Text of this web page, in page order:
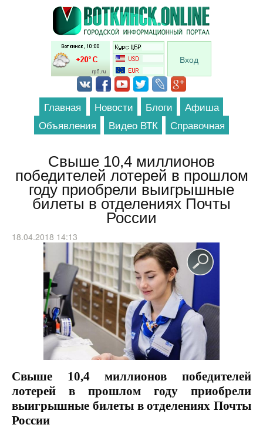
Перейти к основному содержанию
Вход
Главная Новости Блоги
Афиша
Объявления
Видео ВТК Справочная
Свыше 10,4 миллионов
победителей лотерей в прошлом
году приобрели выигрышные
билеты в отделениях Почты
России
18.04.2018 14:13
Свыше 10,4 миллионов победителей
лотерей в прошлом году приобрели
выигрышные билеты в отделениях Почты
России